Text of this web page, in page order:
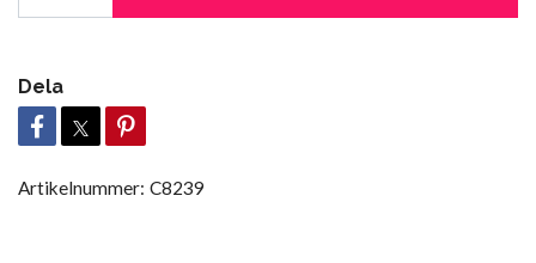
Dela
Artikelnummer: C8239